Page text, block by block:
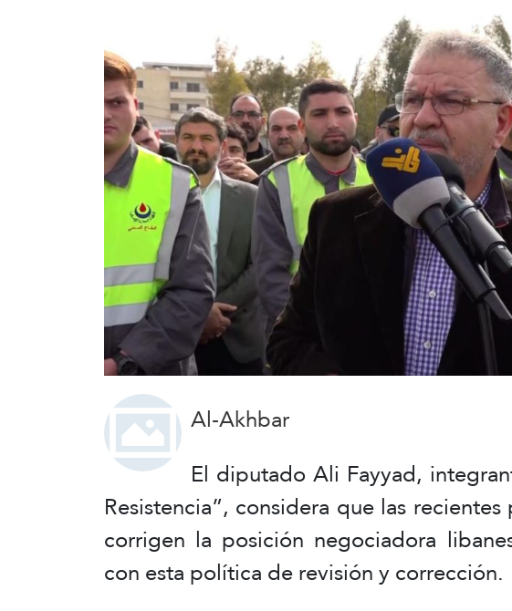
Al-Akhbar
El diputado Ali Fayyad,
Resistencia”, considera que las
corrigen la posición negociadora
con esta política de revisión y corrección.